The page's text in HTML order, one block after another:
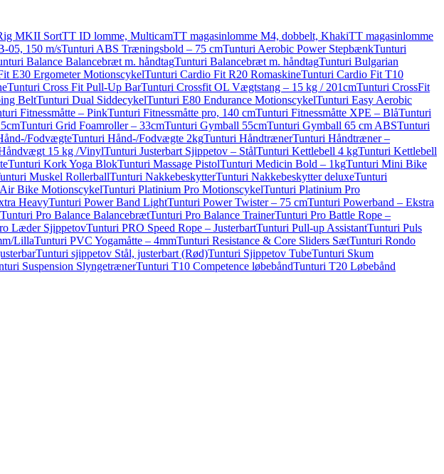
MKII SortTT ID lomme, MulticamTT magasinlomme M4, dobbelt, KhakiTT magasinlomme
05, 150 m/sTunturi ABS Træningsbold – 75 cmTunturi Aerobic Power StepbænkTunturi
Balance Balancebræt m. håndtagTunturi Balancebræt m. håndtagTunturi Bulgarian
E30 Ergometer MotionscykelTunturi Cardio Fit R20 RomaskineTunturi Cardio Fit T10
Tunturi Cross Fit Pull-Up BarTunturi Crossfit OL Vægtstang – 15 kg / 201cmTunturi CrossFit
BeltTunturi Dual SiddecykelTunturi E80 Endurance MotionscykelTunturi Easy Aerobic
Fitnessmåtte – PinkTunturi Fitnessmåtte pro, 140 cmTunturi Fitnessmåtte XPE – BlåTunturi
Tunturi Grid Foamroller – 33cmTunturi Gymball 55cmTunturi Gymball 65 cm ABSTunturi
FodvægteTunturi Hånd-/Fodvægte 2kgTunturi HåndtrænerTunturi Håndtræner –
15 kg /VinylTunturi Justerbart Sjippetov – StålTunturi Kettlebell 4 kgTunturi Kettlebell
Tunturi Kork Yoga BlokTunturi Massage PistolTunturi Medicin Bold – 1kgTunturi Mini Bike
Muskel RollerballTunturi NakkebeskytterTunturi Nakkebeskytter deluxeTunturi
Bike MotionscykelTunturi Platinium Pro MotionscykelTunturi Platinium Pro
HeavyTunturi Power Band LightTunturi Power Twister – 75 cmTunturi Powerband – Ekstra
Tunturi Pro Balance BalancebrætTunturi Pro Balance TrainerTunturi Pro Battle Rope –
Læder SjippetovTunturi PRO Speed Rope – JusterbartTunturi Pull-up AssistantTunturi Puls
LillaTunturi PVC Yogamåtte – 4mmTunturi Resistance & Core Sliders SætTunturi Rondo
Tunturi sjippetov Stål, justerbart (Rød)Tunturi Sjippetov TubeTunturi Skum
Suspension SlyngetrænerTunturi T10 Competence løbebåndTunturi T20 Løbebånd